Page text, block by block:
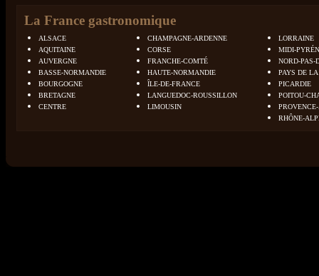
La France gastronomique
ALSACE
AQUITAINE
AUVERGNE
BASSE-NORMANDIE
BOURGOGNE
BRETAGNE
CENTRE
CHAMPAGNE-ARDENNE
CORSE
FRANCHE-COMTÉ
HAUTE-NORMANDIE
ÎLE-DE-FRANCE
LANGUEDOC-ROUSSILLON
LIMOUSIN
LORRAINE
MIDI-
NORD-PAS-
PAYS DE
PICARDIE
POITOU-
RHÔNE-